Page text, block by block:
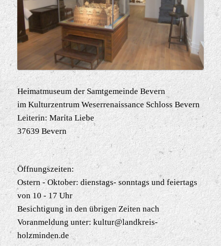
Heimatmuseum der Samtgemeinde Bevern
im Kulturzentrum Weserrenaissance Schloss Bevern
Leiterin: Marita Liebe
37639 Bevern
Öffnungszeiten:
Ostern - Oktober: dienstags- sonntags und feiertags
von 10 - 17 Uhr
Besichtigung in den übrigen Zeiten nach
Voranmeldung unter: kultur@landkreis-
holzminden.de